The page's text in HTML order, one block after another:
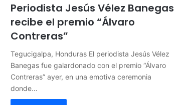
Periodista Jesús Vélez Banegas
recibe el premio “Álvaro
Contreras”
Tegucigalpa, Honduras El periodista Jesús Vélez
Banegas fue galardonado con el premio “Álvaro
Contreras” ayer, en una emotiva ceremonia
donde…